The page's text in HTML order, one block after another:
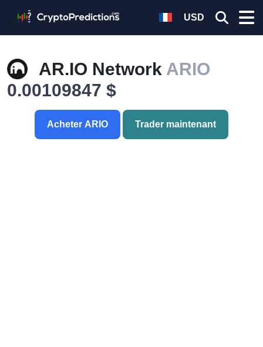
USD
AR.IO Network ARIO
0.00109847 $
Acheter ARIO Trader maintenant